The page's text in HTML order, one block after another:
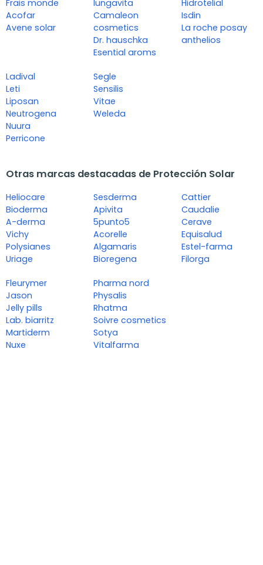
Frais monde
Acofar
Avene solar
lungavita
Camaleon
cosmetics
Dr. hauschka
Esential aroms
Hidrotelial
Isdin
La roche posay
anthelios
Ladival
Leti
Liposan
Neutrogena
Nuura
Perricone
Segle
Sensilis
Vitae
Weleda
Otras marcas destacadas de Protección Solar
Heliocare
Bioderma
A-derma
Vichy
Polysianes
Uriage
Sesderma
Apivita
5punto5
Acorelle
Algamaris
Bioregena
Cattier
Caudalie
Cerave
Equisalud
Estel-farma
Filorga
Fleurymer
Jason
Jelly pills
Lab. biarritz
Martiderm
Nuxe
Pharma nord
Physalis
Rhatma
Soivre cosmetics
Sotya
Vitalfarma